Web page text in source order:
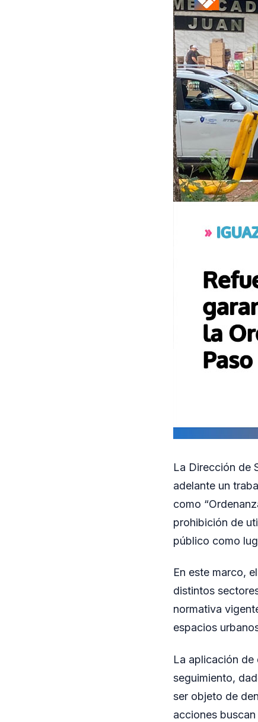
La Dirección de
adelante un
como
prohibición de
público como
En este marco,
distintos
normativa
espacios
La aplicación
seguimiento,
ser objeto de
acciones